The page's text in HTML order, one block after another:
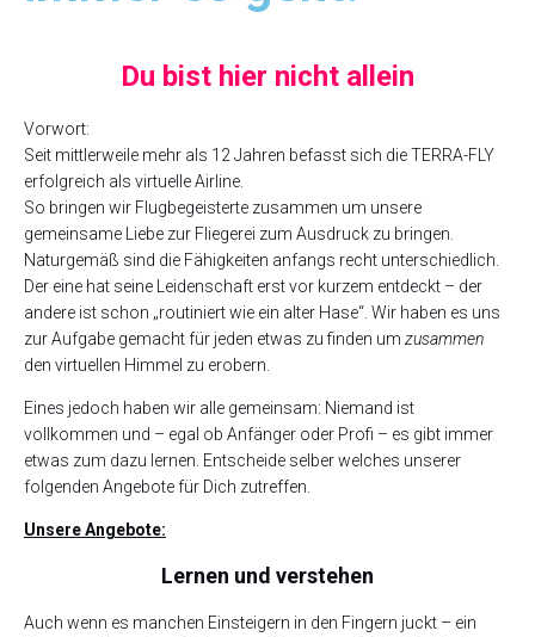
Du bist hier nicht allein
Vorwort:
Seit mittlerweile mehr als 12 Jahren befasst sich die TERRA-FLY
erfolgreich als virtuelle Airline.
So bringen wir Flugbegeisterte zusammen um unsere
gemeinsame Liebe zur Fliegerei zum Ausdruck zu bringen.
Naturgemäß sind die Fähigkeiten anfangs recht unterschiedlich.
Der eine hat seine Leidenschaft erst vor kurzem entdeckt – der
andere ist schon „routiniert wie ein alter Hase“. Wir haben es uns
zur Aufgabe gemacht für jeden etwas zu finden um zusammen
den virtuellen Himmel zu erobern.
Eines jedoch haben wir alle gemeinsam: Niemand ist
vollkommen und – egal ob Anfänger oder Profi – es gibt immer
etwas zum dazu lernen. Entscheide selber welches unserer
folgenden Angebote für Dich zutreffen.
Unsere Angebote:
Lernen und verstehen
Auch wenn es manchen Einsteigern in den Fingern juckt – ein